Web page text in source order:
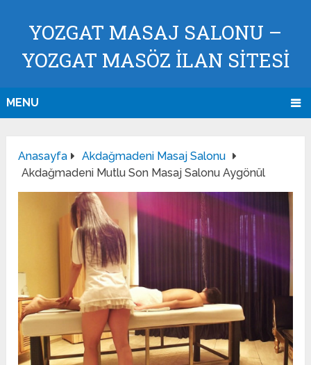
YOZGAT MASAJ SALONU –
YOZGAT MASÖZ İLAN SİTESİ
MENU
Anasayfa
Akdağmadeni Masaj Salonu
Akdağmadeni Mutlu Son Masaj Salonu Aygönül